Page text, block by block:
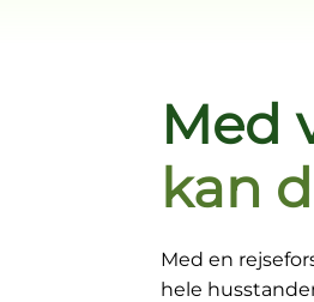
Med
kan
Med en
hele